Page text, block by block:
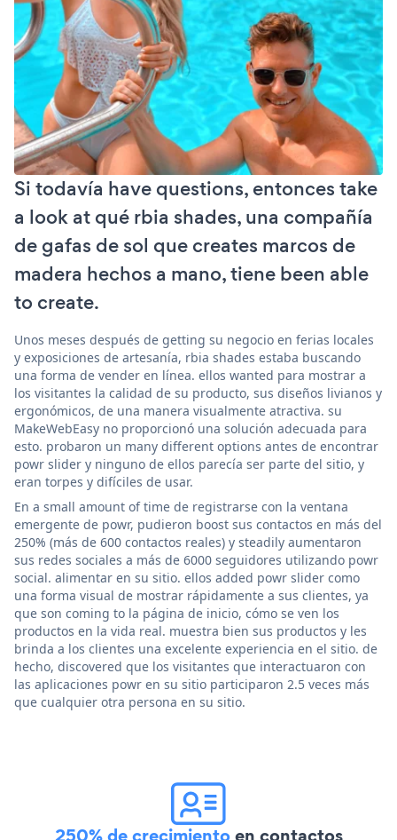
Si todavía have questions, entonces take
a look at qué rbia shades, una compañía
de gafas de sol que creates marcos de
madera hechos a mano, tiene been able
to create.
Unos meses después de getting su negocio en ferias locales
y exposiciones de artesanía, rbia shades estaba buscando
una forma de vender en línea. ellos wanted para mostrar a
los visitantes la calidad de su producto, sus diseños livianos y
ergonómicos, de una manera visualmente atractiva. su
MakeWebEasy no proporcionó una solución adecuada para
esto. probaron un many different options antes de encontrar
powr slider y ninguno de ellos parecía ser parte del sitio, y
eran torpes y difíciles de usar.
En a small amount of time de registrarse con la ventana
emergente de powr, pudieron boost sus contactos en más del
250% (más de 600 contactos reales) y steadily aumentaron
sus redes sociales a más de 6000 seguidores utilizando powr
social. alimentar en su sitio. ellos added powr slider como
una forma visual de mostrar rápidamente a sus clientes, ya
que son coming to la página de inicio, cómo se ven los
productos en la vida real. muestra bien sus productos y les
brinda a los clientes una excelente experiencia en el sitio. de
hecho, discovered que los visitantes que interactuaron con
las aplicaciones powr en su sitio participaron 2.5 veces más
que cualquier otra persona en su sitio.